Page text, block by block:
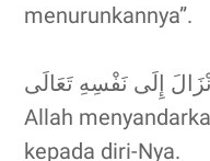
menurunkannya”.
Allah
kepada diri-Nya.